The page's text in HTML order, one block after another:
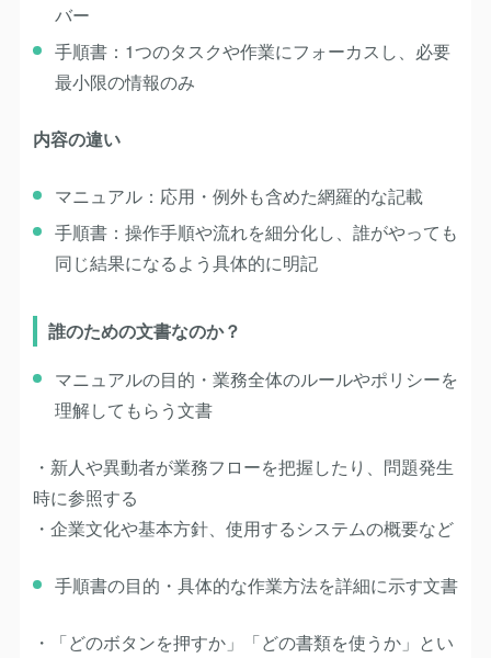
バー
手順書：1つのタスクや作業にフォーカスし、必要
最小限の情報のみ
内容の違い
マニュアル：応用・例外も含めた網羅的な記載
手順書：操作手順や流れを細分化し、誰がやっても
同じ結果になるよう具体的に明記
誰のための文書なのか？
マニュアルの目的 ・業務全体のルールやポリシーを
理解してもらう文書
・新人や異動者が業務フローを把握したり、問題発生
時に参照する
・企業文化や基本方針、使用するシステムの概要など
手順書の目的 ・具体的な作業方法を詳細に示す文書
・「どのボタンを押すか」「どの書類を使うか」とい